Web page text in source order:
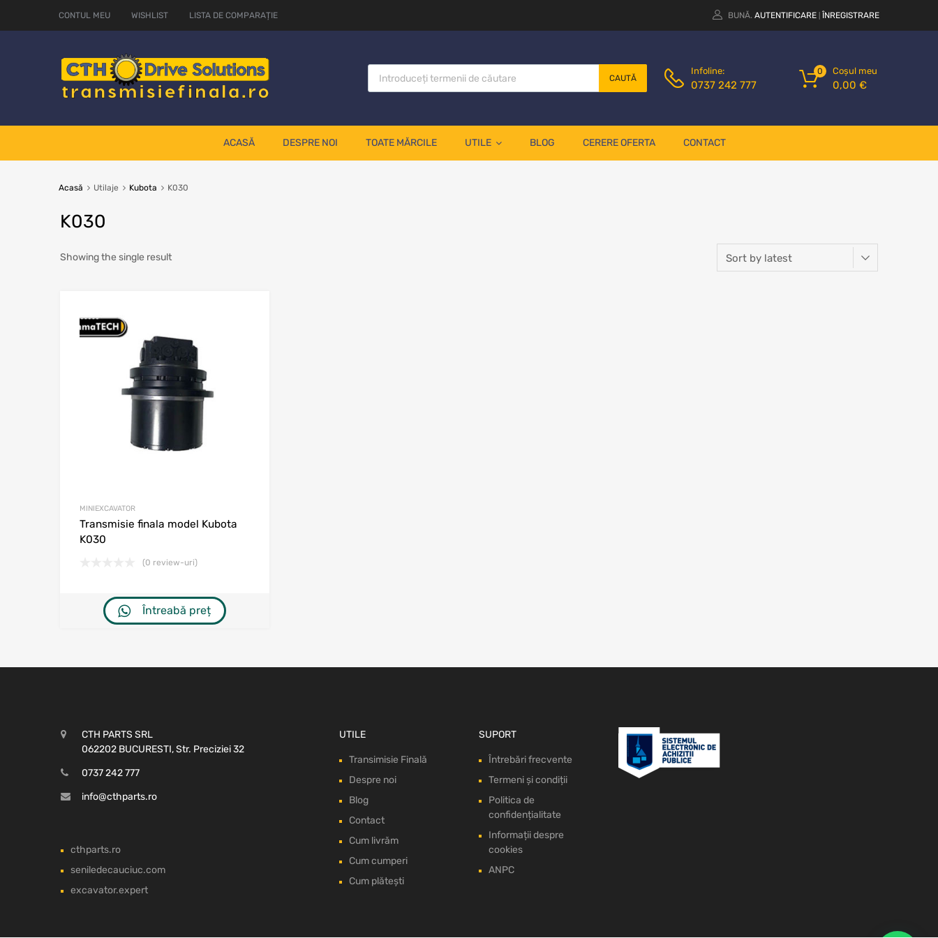
CONTUL MEU WISHLIST LISTA DE COMPARAȚIE BUNĂ. AUTENTIFICARE ÎNREGISTRARE
CAUTĂ
Infoline:
0737 242 777
Coșul meu
0,00 €
0
ACASĂ DESPRE NOI TOATE MĂRCILE UTILE BLOG CERERE OFERTA CONTACT
Acasă Utilaje Kubota K030
K030
Showing the single result
MINIEXCAVATOR
Transmisie finala model Kubota
K030
(0 review-uri)
Întreabă preț
CTH PARTS SRL
062202 BUCURESTI, Str. Preciziei 32
0737 242 777
info@cthparts.ro
cthparts.ro
seniledecauciuc.com
excavator.expert
UTILE
Transimisie Finală
Despre noi
Blog
Contact
Cum livrăm
Cum cumperi
Cum plătești
SUPORT
Întrebări frecvente
Termeni și condiții
Politica de
confidențialitate
Informații despre
cookies
ANPC